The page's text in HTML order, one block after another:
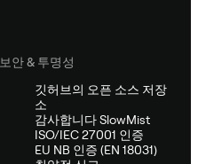
보안 & 투명성
깃허브의 오픈 소스 저장
소
감사합니다 SlowMist
ISO/IEC 27001 인증
EU NB 인증 (EN 18031)